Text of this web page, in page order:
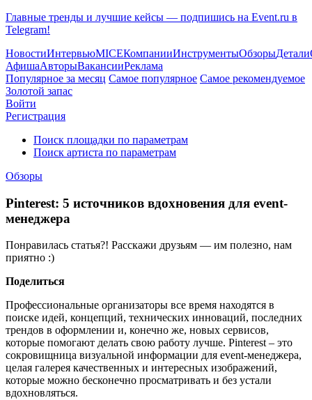
Главные тренды и лучшие кейсы — подпишись на Event.ru в
Telegram!
НовостиИнтервьюMICEКомпанииИнструментыОбзорыДетали
АфишаАвторыВакансииРеклама
Популярное за месяц Самое популярное Самое рекомендуемое
Золотой запас
Войти
Регистрация
Поиск площадки по параметрам
Поиск артиста по параметрам
Обзоры
Pinterest: 5 источников вдохновения для event-
менеджера
Понравилась статья?! Расскажи друзьям — им полезно, нам
приятно :)
Поделиться
Профессиональные организаторы все время находятся в
поиске идей, концепций, технических инноваций, последних
трендов в оформлении и, конечно же, новых сервисов,
которые помогают делать свою работу лучше. Pinterest – это
сокровищница визуальной информации для event-менеджера,
целая галерея качественных и интересных изображений,
которые можно бесконечно просматривать и без устали
вдохновляться.